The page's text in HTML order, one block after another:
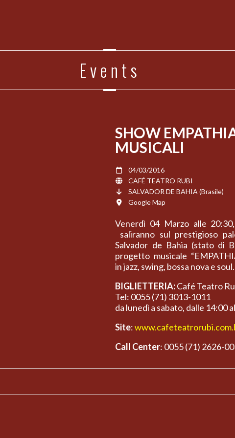
Events
SHOW
MUSICALI
04/03/2016
CAFÉ TEATRO RUBI
SALVADOR DE BAHIA (Brasile)
Google Map
Venerdì 04 Marzo alle
saliranno sul prestigioso
Salvador de Bahia (stato di
progetto musicale
in jazz, swing, bossa nova e soul.
BIGLIETTERIA:Café Teatro
Tel: 0055 (71) 3013-1011
da lunedì a sabato, dalle 14:00
Site:
Call Center: 0055 (71) 2626-